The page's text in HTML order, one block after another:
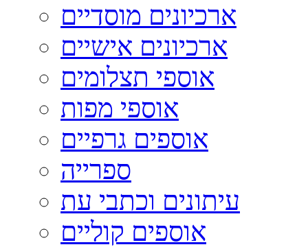
ארכיונים מוסדיים
ארכיונים אישיים
אוספי תצלומים
אוספי מפות
אוספים גרפיים
ספרייה
עיתונים וכתבי עת
אוספים קוליים